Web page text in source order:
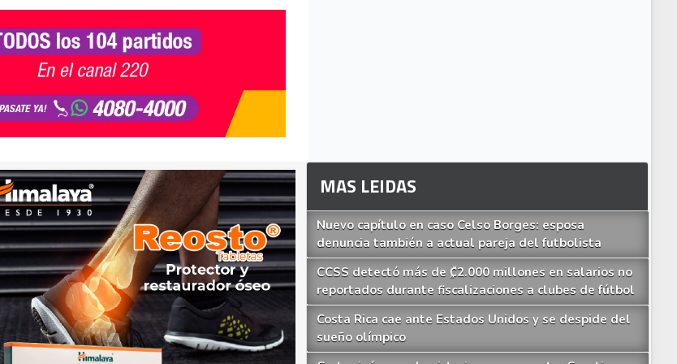
MAS LEIDAS
Nuevo capítulo en caso Celso Borges: esposa
denuncia también a actual pareja del futbolista
CCSS detectó más de ₡2.000 millones en salarios no
reportados durante fiscalizaciones a clubes de fútbol
Costa Rica cae ante Estados Unidos y se despide del
sueño olímpico